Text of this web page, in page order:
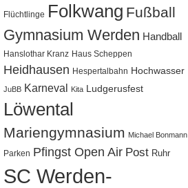
Flüchtlinge Folkwang Fußball
Gymnasium Werden Handball
Hanslothar Kranz Haus Scheppen
Heidhausen Hespertalbahn Hochwasser
JuBB Karneval Kita Ludgerusfest
Löwental
Mariengymnasium Michael Bonmann
Parken Pfingst Open Air Post Ruhr
SC Werden-